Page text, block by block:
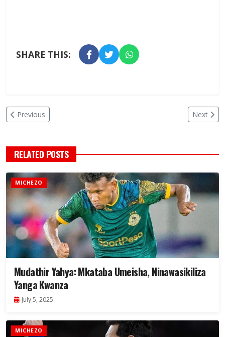
SHARE THIS:
Previous Next
RELATED POSTS
MICHEZO
Mudathir Yahya: Mkataba Umeisha, Ninawasikiliza
Yanga Kwanza
July 5, 2025
MICHEZO